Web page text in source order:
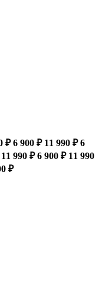
₽ 6 900 ₽ 11 990 ₽ 6
11 990 ₽ 6 900 ₽ 11 990
₽